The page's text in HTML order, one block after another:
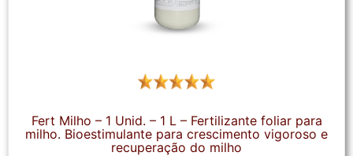
Fert Milho – 1 Unid. – 1 L – Fertilizante foliar para
milho. Bioestimulante para crescimento vigoroso e
recuperação do milho